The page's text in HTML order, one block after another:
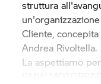
struttura
Cliente,
Andrea Rivoltella.
La aspettiamo